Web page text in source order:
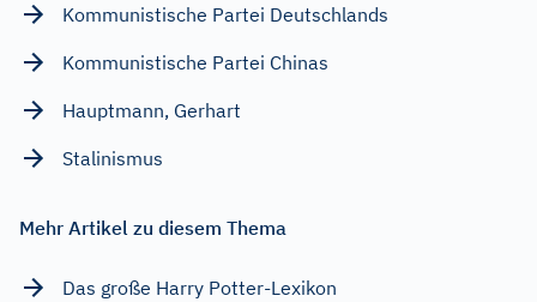
Kommunistische Partei Deutschlands
Kommunistische Partei Chinas
Hauptmann, Gerhart
Stalinismus
Mehr Artikel zu diesem Thema
Das große Harry Potter-Lexikon